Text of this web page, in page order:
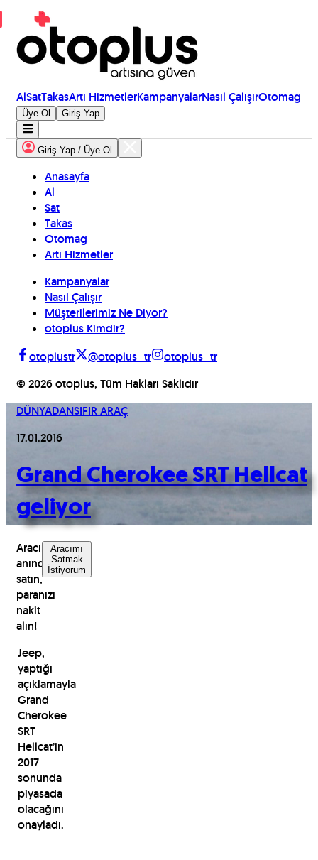
AlSatTakasArtı HizmetlerKampanyalarNasıl ÇalışırOtomag
Üye Ol Giriş Yap
Giriş Yap / Üye Ol
Anasayfa
Al
Sat
Takas
Otomag
Artı Hizmetler
Kampanyalar
Nasıl Çalışır
Müşterilerimiz Ne Diyor?
otoplus Kimdir?
otoplustr
@otoplus_tr
otoplus_tr
© 2026 otoplus, Tüm Hakları Saklıdır
DÜNYADANSIFIR ARAÇ
17.01.2016
Grand Cherokee SRT Hellcat
geliyor
Aracınızı
anında
satın,
paranızı
nakit
alın!
Aracımı
Satmak
İstiyorum
Jeep,
yaptığı
açıklamayla
Grand
Cherokee
SRT
Hellcat’in
2017
sonunda
piyasada
olacağını
onayladı.